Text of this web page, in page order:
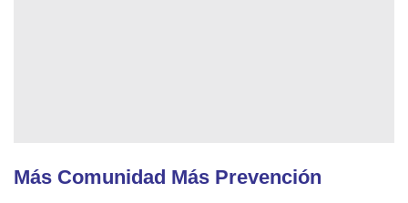
Más Comunidad Más Prevención